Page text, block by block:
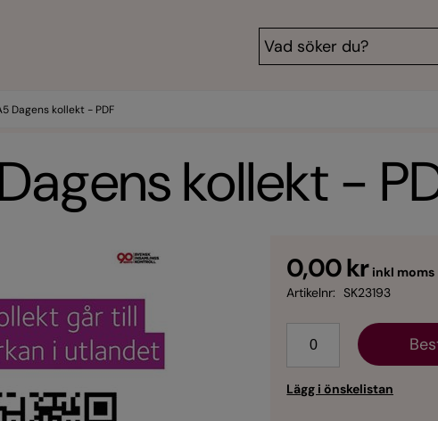
Dagens kollekt - PDF
kollekt -
0,00 kr inkl moms
Artikelnr: SK23193
Antal